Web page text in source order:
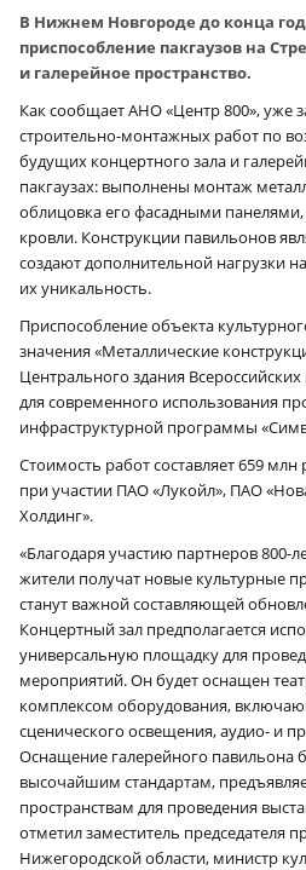
В Нижнем Новгороде до конца
приспособление пакгаузов на
и галерейное пространство.
Как сообщает АНО «Центр 800», уже
строительно-монтажных работ по
будущих концертного зала и
пакгаузах: выполнены монтаж
облицовка его фасадными панелями,
кровли. Конструкции павильонов
создают дополнительной нагрузки
их уникальность.
Приспособление объекта
значения «Металлические
Центрального здания Всероссийских
для современного использования
инфраструктурной программы
Стоимость работ составляет 659 млн
при участии ПАО «Лукойл», ПАО
Холдинг».
«Благодаря участию партнеров 800-
жители получат новые культурные
станут важной составляющей
Концертный зал предполагается
универсальную площадку для
мероприятий. Он будет оснащен
комплексом оборудования,
сценического освещения, аудио- и
Оснащение галерейного павильона
высочайшим стандартам,
пространствам для проведения
отметил заместитель председателя
Нижегородской области, министр